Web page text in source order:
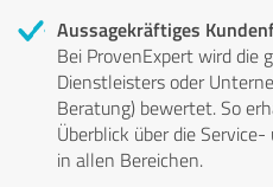
Aussagekräftiges
Bei ProvenExpert wird die
Dienstleisters oder
Beratung) bewertet. So
Überblick über die
in allen Bereichen.